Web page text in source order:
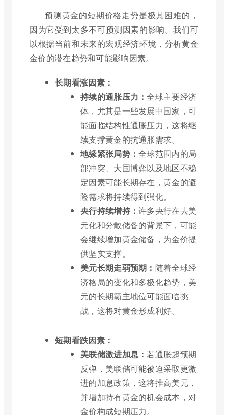
预测黄金的短期价格走势是极其困难的，
因为它受到太多不可预测因素的影响。我们可
以根据当前和未来的宏观经济环境，分析黄金
金价的潜在趋势和可能影响因素。
长期看涨因素：
持续的通胀压力：全球主要经济
体，尤其是一些发展中国家，可
能面临结构性通胀压力，这将继
续支撑黄金的抗通胀需求。
地缘紧张局势：全球范围内的局
部冲突、大国博弈以及地区不稳
定因素可能长期存在，黄金的避
险需求将持续得到强化。
央行持续增持：许多央行在去美
元化和分散储备的背景下，可能
会继续增加黄金储备，为金价提
供坚实支撑。
美元长期走弱预期： 随着全球经
济格局的变化和多极化趋势，美
元的长期霸主地位可能面临挑
战，这将对黄金形成利好。
短期看跌因素：
美联储激进加息： 若通胀超预期
反弹，美联储可能被迫采取更激
进的加息政策，这将推高美元，
并增加持有黄金的机会成本，对
金价构成短期压力。